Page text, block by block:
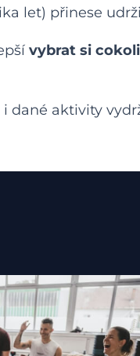
let) přinese
vybrat si
dané aktivity